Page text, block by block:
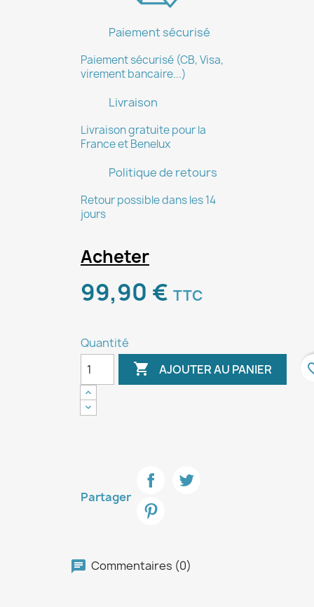
Paiement sécurisé
Paiement sécurisé (CB, Visa,
virement bancaire...)
Livraison
Livraison gratuite pour la
France et Benelux
Politique de retours
Retour possible dans les 14
jours
Acheter
99,90 € TTC
Quantité
 AJOUTER AU PANIER
Partager
Commentaires (0)